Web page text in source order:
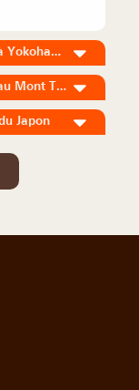
Visite Guidée à Tokyo - Excursion à Yokohama
Visite Guidée à Tokyo - Excursion au Mont Takao
Japon